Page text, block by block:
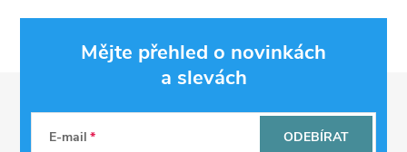
Mějte přehled o novinkách
a slevách
E-mail ODEBÍRAT